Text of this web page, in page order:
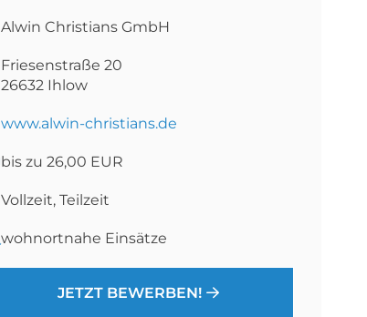
Alwin Christians GmbH
Friesenstraße 20
26632 Ihlow
www.alwin-christians.de
bis zu 26,00 EUR
Vollzeit, Teilzeit
wohnortnahe Einsätze
JETZT BEWERBEN!